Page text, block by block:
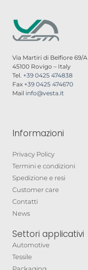
Via Martiri di Belfiore 69/A
45100 Rovigo – Italy
Tel. +39 0425 474838
Fax +39 0425 474670
Mail info@vesta.it
Informazioni
Privacy Policy
Termini e condizioni
Spedizione e resi
Customer care
Contatti
News
Settori applicativi
Automotive
Tessile